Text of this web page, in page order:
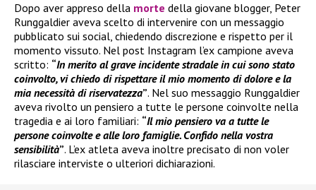
Dopo aver appreso della morte della giovane blogger, Peter
Runggaldier aveva scelto di intervenire con un messaggio
pubblicato sui social, chiedendo discrezione e rispetto per il
momento vissuto. Nel post Instagram l’ex campione aveva
scritto: “In merito al grave incidente stradale in cui sono stato
coinvolto, vi chiedo di rispettare il mio momento di dolore e la
mia necessità di riservatezza”. Nel suo messaggio Runggaldier
aveva rivolto un pensiero a tutte le persone coinvolte nella
tragedia e ai loro familiari: “Il mio pensiero va a tutte le
persone coinvolte e alle loro famiglie. Confido nella vostra
sensibilità”. L’ex atleta aveva inoltre precisato di non voler
rilasciare interviste o ulteriori dichiarazioni.